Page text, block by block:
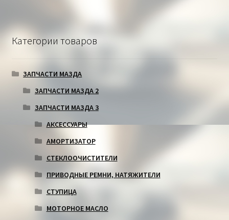
Категории товаров
ЗАПЧАСТИ МАЗДА
ЗАПЧАСТИ МАЗДА 2
ЗАПЧАСТИ МАЗДА 3
АКСЕССУАРЫ
АМОРТИЗАТОР
СТЕКЛООЧИСТИТЕЛИ
ПРИВОДНЫЕ РЕМНИ, НАТЯЖИТЕЛИ
СТУПИЦА
МОТОРНОЕ МАСЛО